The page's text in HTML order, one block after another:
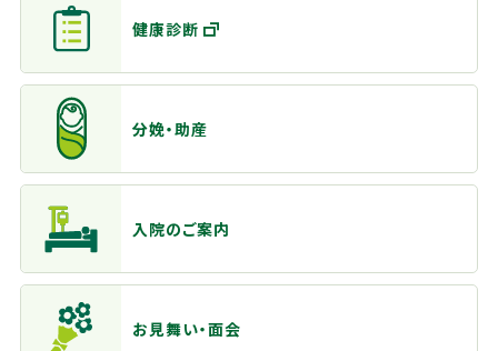
健康診断
分娩・助産
入院のご案内
お見舞い・面会